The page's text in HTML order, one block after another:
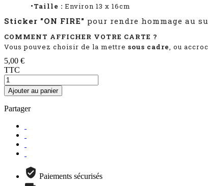
•Taille : Environ 13 x 16cm
Sticker "ON FIRE" pour rendre hommage au
COMMENT AFFICHER VOTRE CARTE ?
Vous pouvez choisir de la mettre sous cadre, ou
5,00 €
TTC
Ajouter au panier
Partager
Paiements sécurisés